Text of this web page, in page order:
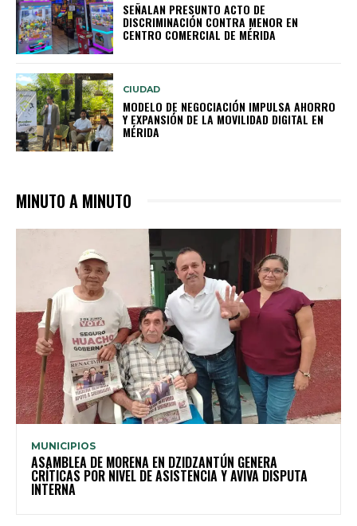
SEÑALAN PRESUNTO ACTO DE
DISCRIMINACIÓN CONTRA MENOR EN
CENTRO COMERCIAL DE MÉRIDA
CIUDAD
MODELO DE NEGOCIACIÓN IMPULSA AHORRO
Y EXPANSIÓN DE LA MOVILIDAD DIGITAL EN
MÉRIDA
MINUTO A MINUTO
MUNICIPIOS
ASAMBLEA DE MORENA EN DZIDZANTÚN GENERA
CRÍTICAS POR NIVEL DE ASISTENCIA Y AVIVA DISPUTA
INTERNA